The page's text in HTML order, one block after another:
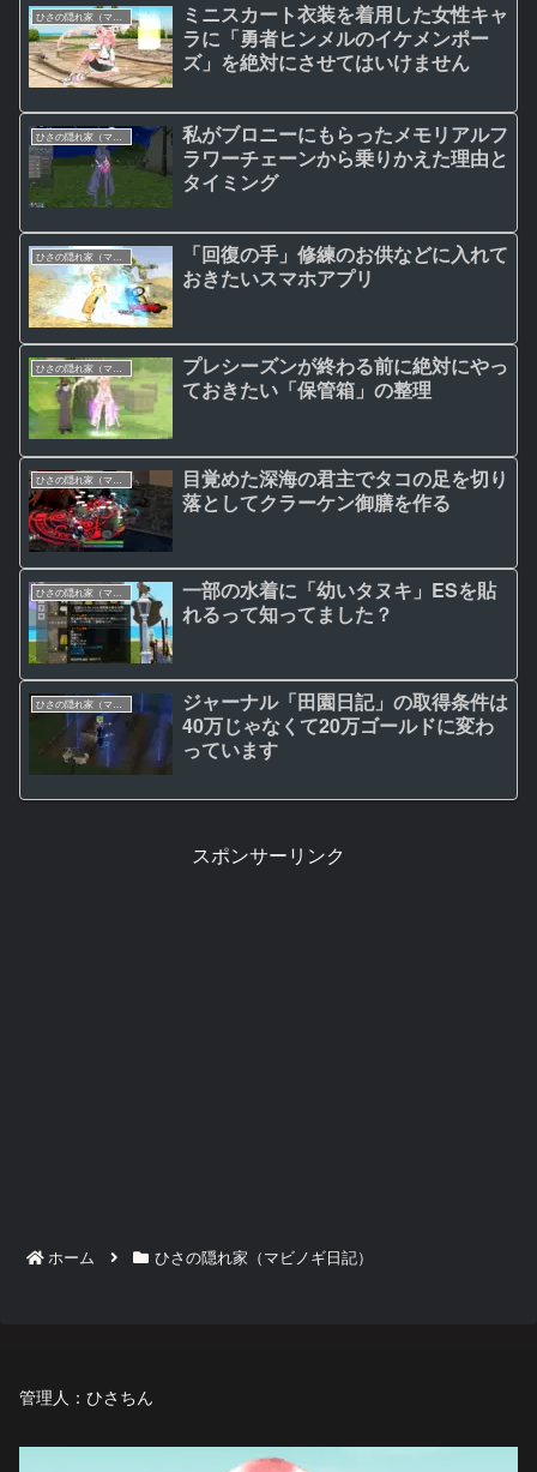
ひさの隠れ家（マビノギ日記）
ミニスカート衣装を着用した女性キャ
ラに「勇者ヒンメルのイケメンポー
ズ」を絶対にさせてはいけません
私がブロニーにもらったメモリアルフ
ラワーチェーンから乗りかえた理由と
タイミング
「回復の手」修練のお供などに入れて
おきたいスマホアプリ
プレシーズンが終わる前に絶対にやっ
ておきたい「保管箱」の整理
ひさの隠れ家（マビノギ日記）
目覚めた深海の君主でタコの足を切り
落としてクラーケン御膳を作る
一部の水着に「幼いタヌキ」ESを貼
れるって知ってました？
ひさの隠れ家（マビノギ日記）
ジャーナル「田園日記」の取得条件は
40万じゃなくて20万ゴールドに変わ
っています
スポンサーリンク
ホーム ひさの隠れ家（マビノギ日記）
管理人：ひさちん